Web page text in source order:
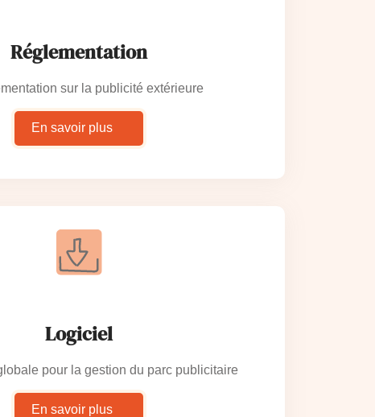
Réglementation
sur la publicité extérieure
En savoir plus
Logiciel
pour la gestion du parc publicitaire
En savoir plus